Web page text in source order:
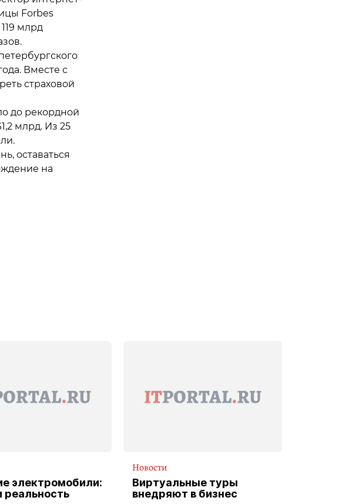
Forbes
млрд
Вместе с
страховой
до рекордной
млрд. Из 25
оставаться
на
электромобили:
Новости
Виртуальные туры
внедряют в бизнес